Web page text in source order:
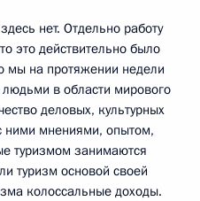
здесь нет. Отдельно работу
это действительно было
мы на протяжении недели
в области мирового
деловых, культурных
ними мнениями, опытом,
туризмом занимаются
туризм основой своей
колоссальные доходы.